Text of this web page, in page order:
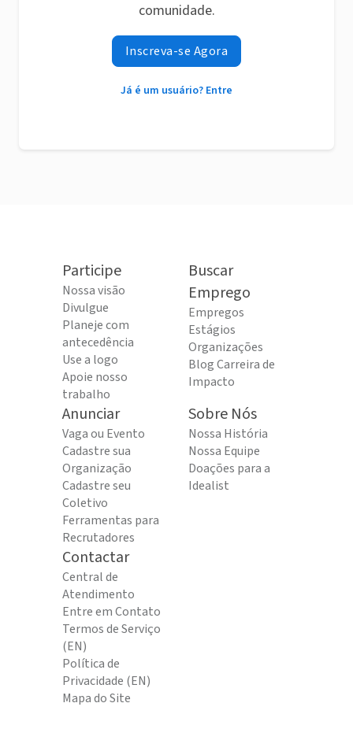
comunidade.
Inscreva-se Agora
Já é um usuário? Entre
Participe
Nossa visão
Divulgue
Planeje com
antecedência
Use a logo
Apoie nosso
trabalho
Buscar
Emprego
Empregos
Estágios
Organizações
Blog Carreira de
Impacto
Anunciar
Vaga ou Evento
Cadastre sua
Organização
Cadastre seu
Coletivo
Ferramentas para
Recrutadores
Sobre Nós
Nossa História
Nossa Equipe
Doações para a
Idealist
Contactar
Central de
Atendimento
Entre em Contato
Termos de Serviço
(EN)
Política de
Privacidade (EN)
Mapa do Site